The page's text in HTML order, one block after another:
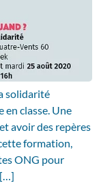
solidarité
classe. Une
avoir des repères
formation,
ONG pour
[…]